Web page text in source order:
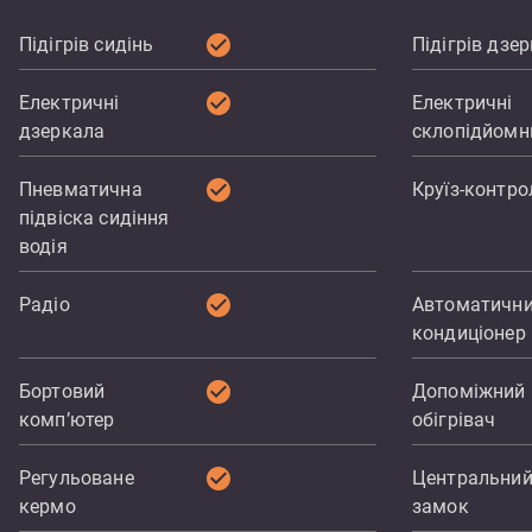
Підігрів сидінь check_circle Підігрів
Електричні
дзеркала
check_circle
Електричні
Пневматична
підвіска сидіння
водія
check_circle Круїз-
Радіо check_circle
кондиціонер
Бортовий
комп’ютер
check_circle
Допоміжний
обігрівач
Регульоване
кермо
check_circle
Центральний
замок